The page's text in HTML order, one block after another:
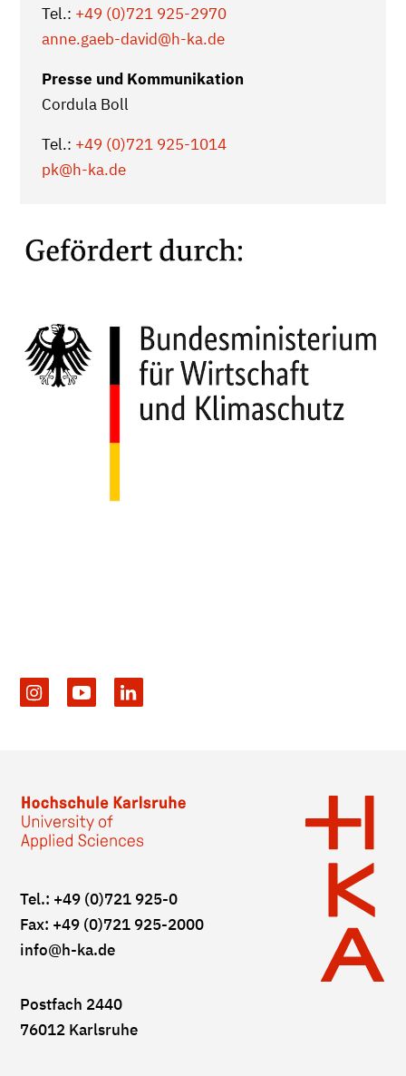
Tel.: +49 (0)721 925-2970
anne.gaeb-david@h-ka.de
Presse und Kommunikation
Cordula Boll
Tel.: +49 (0)721 925-1014
pk@h-ka.de
Tel.: +49 (0)721 925-0
Fax: +49 (0)721 925-2000
info@h-ka.de
Postfach 2440
76012 Karlsruhe